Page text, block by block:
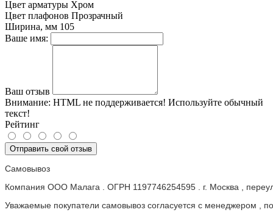
Цвет арматуры Хром
Цвет плафонов Прозрачный
Ширина, мм 105
Ваше имя:
Ваш отзыв
Внимание: HTML не поддерживается! Используйте обычный
текст!
Рейтинг
Отправить свой отзыв
Самовывоз
Компания ООО Малага . ОГРН 1197746254595 . г. Москва ,
Уважаемые покупатели самовывоз согласуется с менеджером ,